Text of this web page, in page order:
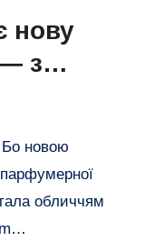
нову
з
й
Бо новою
обличчям